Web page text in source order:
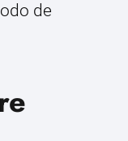
de